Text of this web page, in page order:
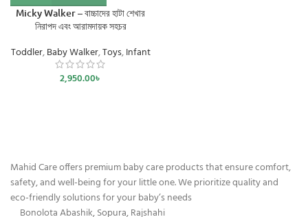
Micky Walker – বাচ্চাদের হাটা শেখার
নিরাপদ এবং আরামদায়ক সহচর
Toddler,Baby Walker,Toys,Infant
2,950.00৳
Mahid Care offers premium baby care products that ensure comfort,
safety, and well-being for your little one. We prioritize quality and
eco-friendly solutions for your baby’s needs
Bonolota Abashik, Sopura, Rajshahi